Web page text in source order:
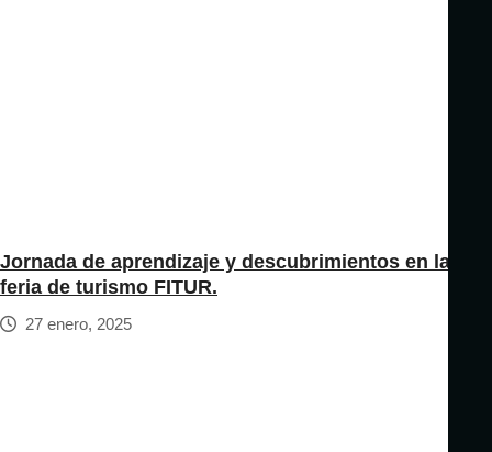
Jornada de aprendizaje y descubrimientos en la
feria de turismo FITUR.
27 enero, 2025